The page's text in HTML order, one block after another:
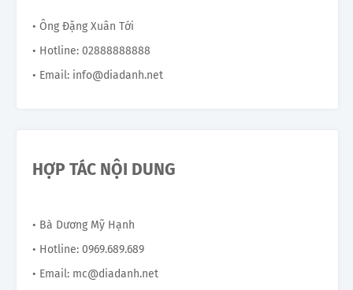
• Ông Đặng Xuân Tới
• Hotline: 02888888888
• Email: info@diadanh.net
HỢP TÁC NỘI DUNG
• Bà Dương Mỹ Hạnh
• Hotline: 0969.689.689
• Email: mc@diadanh.net